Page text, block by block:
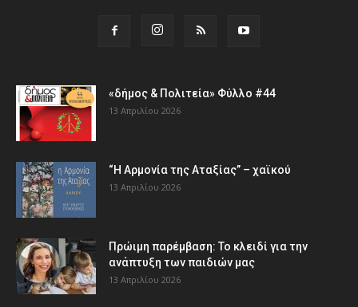
«δήμος & Πολιτεία» Φύλλο #44
13 Απριλίου 2026
“Η Αρμονία της Αταξίας” – χαϊκού
13 Απριλίου 2026
Πρώιμη παρέμβαση: Το κλειδί για την
ανάπτυξη των παιδιών µας
13 Απριλίου 2026